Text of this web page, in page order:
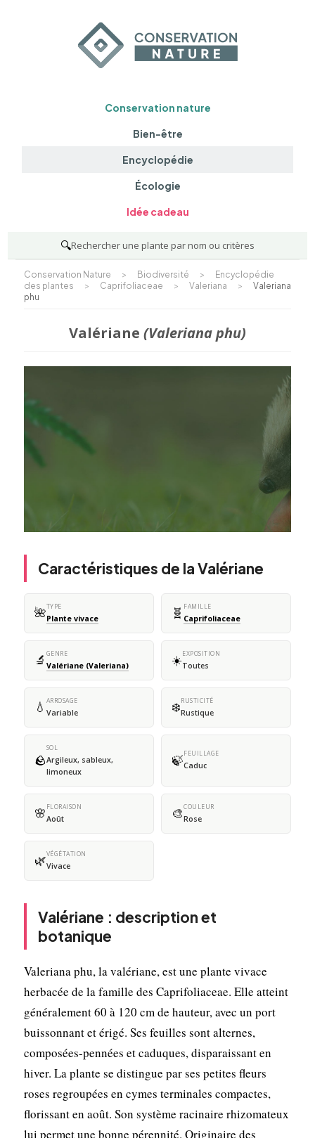
Conservation nature
Bien-être
Encyclopédie
Écologie
Idée cadeau
🔍Rechercher une plante par nom ou critères
Conservation Nature > Biodiversité >
Encyclopédie
des plantes
> Caprifoliaceae > Valeriana >
Valeriana
phu
Valériane (Valeriana phu)
Caractéristiques de la Valériane
🌺TYPE
Plante vivace 🧬 FAMILLE
Caprifoliaceae
🔬 GENRE
Valériane (Valeriana) ☀️EXPOSITION
Toutes
💧 ARROSAGE
Variable ❄️RUSTICITÉ
Rustique
🪨
SOL
Argileux, sableux,
limoneux
🍃FEUILLAGE
Caduc
🌸 FLORAISON
Août 🎨COULEUR
Rose
🌿VÉGÉTATION
Vivace
Valériane : description et
botanique
Valeriana phu, la valériane, est une plante vivace
herbacée de la famille des Caprifoliaceae. Elle atteint
généralement 60 à 120 cm de hauteur, avec un port
buissonnant et érigé. Ses feuilles sont alternes,
composées-pennées et caduques, disparaissant en
hiver. La plante se distingue par ses petites fleurs
roses regroupées en cymes terminales compactes,
florissant en août. Son système racinaire rhizomateux
lui permet une bonne pérennité. Originaire des